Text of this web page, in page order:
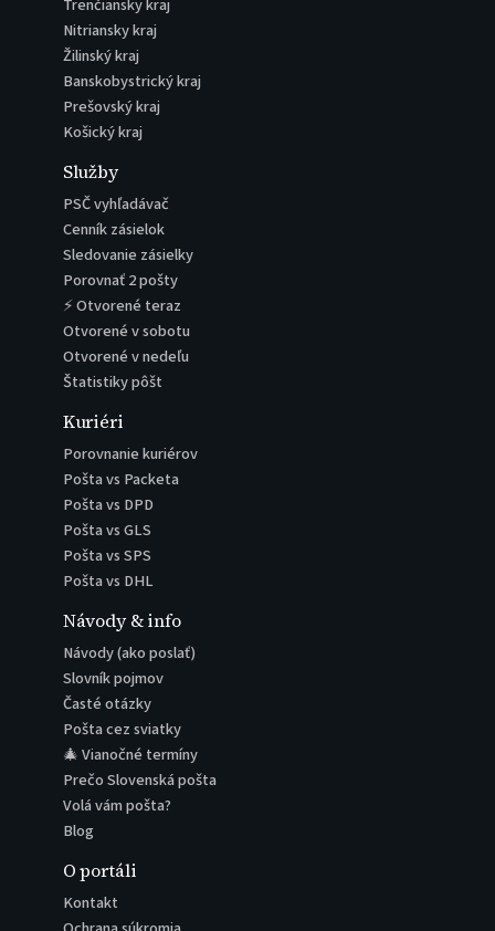
Trenčiansky kraj
Nitriansky kraj
Žilinský kraj
Banskobystrický kraj
Prešovský kraj
Košický kraj
Služby
PSČ vyhľadávač
Cenník zásielok
Sledovanie zásielky
Porovnať 2 pošty
⚡ Otvorené teraz
Otvorené v sobotu
Otvorené v nedeľu
Štatistiky pôšt
Kuriéri
Porovnanie kuriérov
Pošta vs Packeta
Pošta vs DPD
Pošta vs GLS
Pošta vs SPS
Pošta vs DHL
Návody & info
Návody (ako poslať)
Slovník pojmov
Časté otázky
Pošta cez sviatky
🎄 Vianočné termíny
Prečo Slovenská pošta
Volá vám pošta?
Blog
O portáli
Kontakt